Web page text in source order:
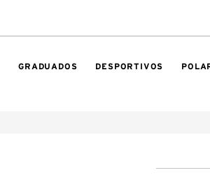
GRADUADOS DESPORTIVOS